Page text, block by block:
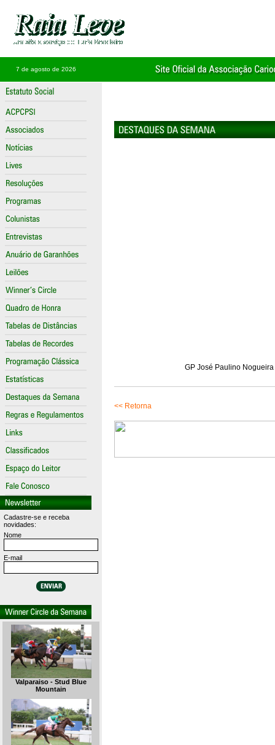
7 de agosto de 2026
Cadastre-se e receba
novidades:
Nome
E-mail
Valparaiso - Stud Blue
Mountain
GP José Paulino Nogueira
<< Retorna